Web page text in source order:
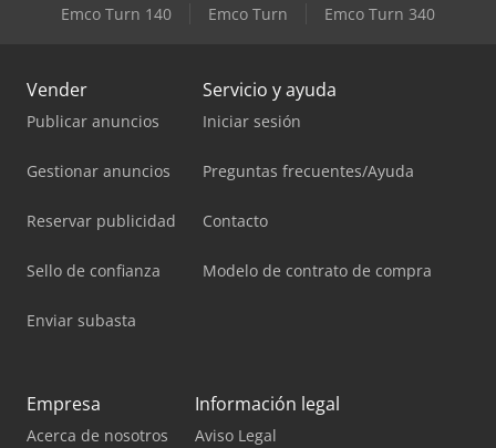
Emco Turn 140
Emco Turn Emco Turn 340
Vender
Publicar anuncios
Gestionar anuncios
Reservar publicidad
Sello de confianza
Enviar subasta
Servicio y ayuda
Iniciar sesión
Preguntas frecuentes/Ayuda
Contacto
Modelo de contrato de compra
Empresa
Acerca de nosotros
Información legal
Aviso Legal